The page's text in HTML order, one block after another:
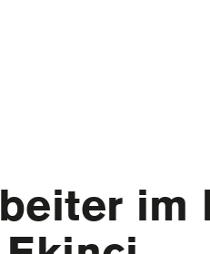
im